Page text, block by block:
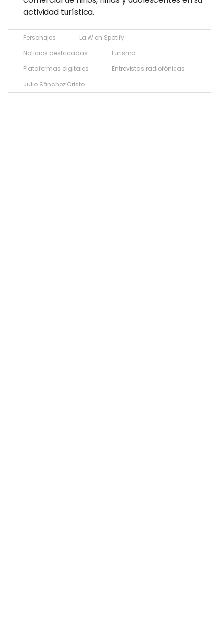
actividad turística.
Personajes
La W en Spotify
Noticias destacadas
Turismo
Plataformas digitales
Entrevistas radiofónicas
Julio Sánchez Cristo